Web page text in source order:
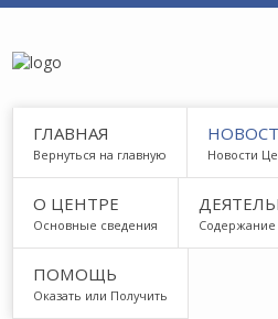
ГЛАВНАЯ
Вернуться на главную Новости
О ЦЕНТРЕ
Основные сведения Содержание
ПОМОЩЬ
Оказать или Получить